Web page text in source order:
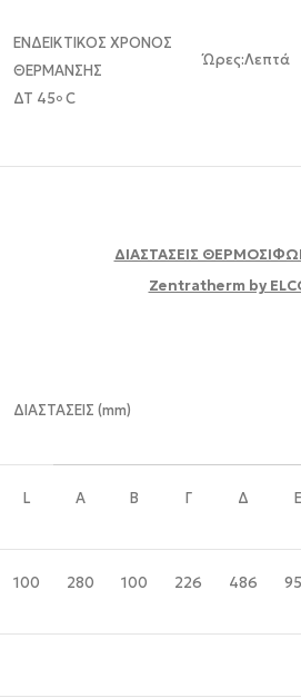
ΕΝΔΕΙΚΤΙΚΟΣ ΧΡΟΝΟΣ
ΘΕΡΜΑΝΣΗΣ
ΔΤ 45o C
Ώρες:Λεπτά
ΔΙΑΣΤΑΣΕΙΣ
Zentratherm by
ΔΙΑΣΤΑΣΕΙΣ (mm)
L A B Γ Δ E
100 280 100 226 486